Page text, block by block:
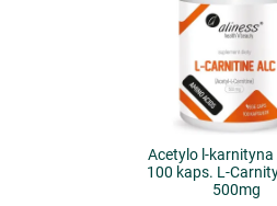
Acetylo l-karnityna
100 kaps. L-
500mg